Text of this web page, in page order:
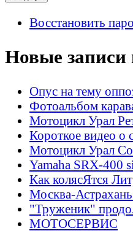
Восстановить
Новые записи
Опус на тему
Фотоальбом
Мотоцикл Урал
Короткое видео о
Мотоцикл Урал
Yamaha SRX-400
Как колясЯтся
Москва-
"Труженик"
МОТОСЕРВИС